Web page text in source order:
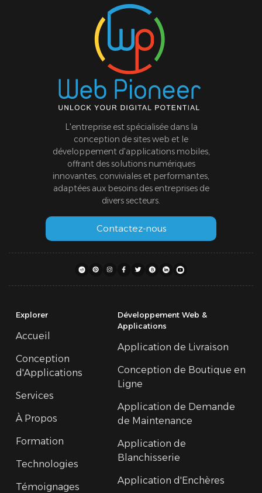
L'entreprise est spécialisée dans la
conception de sites web et le
développement d'applications mobiles,
offrant des solutions numériques
innovantes, conviviales et performantes,
adaptées aux besoins des entreprises de
divers secteurs.
Contactez-nous
Explorer
Accueil
Conception
d'Applications
Services
À Propos
Formation
Technologies
Témoignages
Développement Web &
Applications
Application de Livraison
Conception de Boutique en
Ligne
Application de Demande
de Maintenance
Application de
Blanchisserie
Application d'Enchères